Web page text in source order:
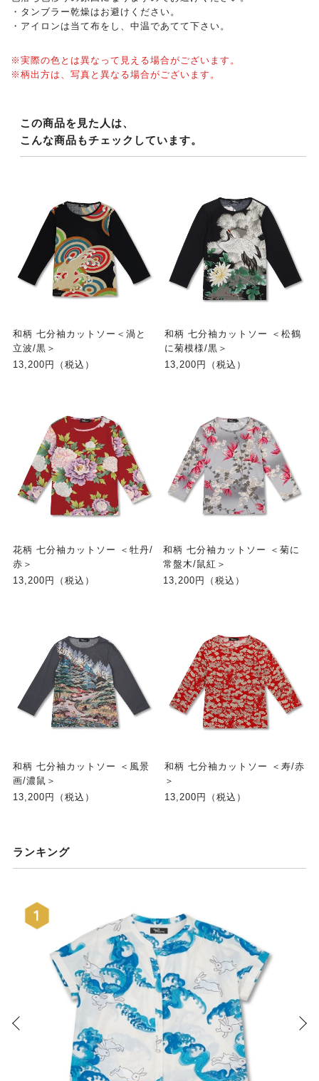
・タンブラー乾燥はお避けください。
・アイロンは当て布をし、中温であてて下さい。
※実際の色とは異なって見える場合がございます。
※柄出方は、写真と異なる場合がございます。
この商品を見た人は、
こんな商品もチェックしています。
和柄 七分袖カットソー＜渦と
立波/黒＞
13,200円（税込）
和柄 七分袖カットソー ＜松鶴
に菊模様/黒＞
13,200円（税込）
花柄 七分袖カットソー ＜牡丹/
赤＞
13,200円（税込）
和柄 七分袖カットソー ＜菊に
常盤木/鼠紅＞
13,200円（税込）
和柄 七分袖カットソー ＜風景
画/濃鼠＞
13,200円（税込）
和柄 七分袖カットソー ＜寿/赤
＞
13,200円（税込）
ランキング